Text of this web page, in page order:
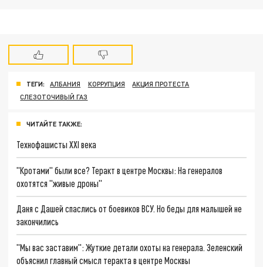
ТЕГИ: АЛБАНИЯ КОРРУПЦИЯ
АКЦИЯ ПРОТЕСТА
СЛЕЗОТОЧИВЫЙ ГАЗ
ЧИТАЙТЕ ТАКЖЕ:
Технофашисты XXI века
"Кротами" были все? Теракт в центре Москвы: На генералов
охотятся "живые дроны"
Даня с Дашей спаслись от боевиков ВСУ. Но беды для малышей не
закончились
"Мы вас заставим": Жуткие детали охоты на генерала. Зеленский
объяснил главный смысл теракта в центре Москвы